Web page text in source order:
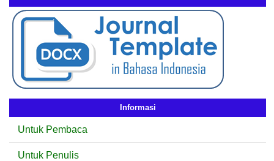
Informasi
Untuk Pembaca
Untuk Penulis